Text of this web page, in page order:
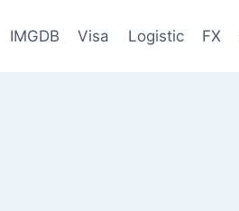
IMGDB Visa Logistic FX